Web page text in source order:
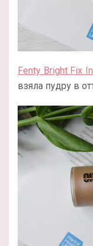
Fenty Bright Fix
взяла пудру в